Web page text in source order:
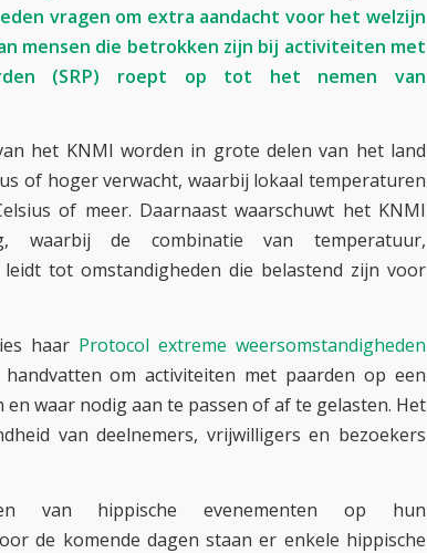
vragen om extra aandacht voor het welzijn
mensen die betrokken zijn bij activiteiten met
(SRP) roept op tot het nemen van
het KNMI worden in grote delen van het land
of hoger verwacht, waarbij lokaal temperaturen
of meer. Daarnaast waarschuwt het KNMI
waarbij de combinatie van temperatuur,
tot omstandigheden die belastend zijn voor
haar Protocol extreme weersomstandigheden
om activiteiten met paarden op een
waar nodig aan te passen of af te gelasten. Het
van deelnemers, vrijwilligers en bezoekers
van hippische evenementen op hun
de komende dagen staan er enkele hippische